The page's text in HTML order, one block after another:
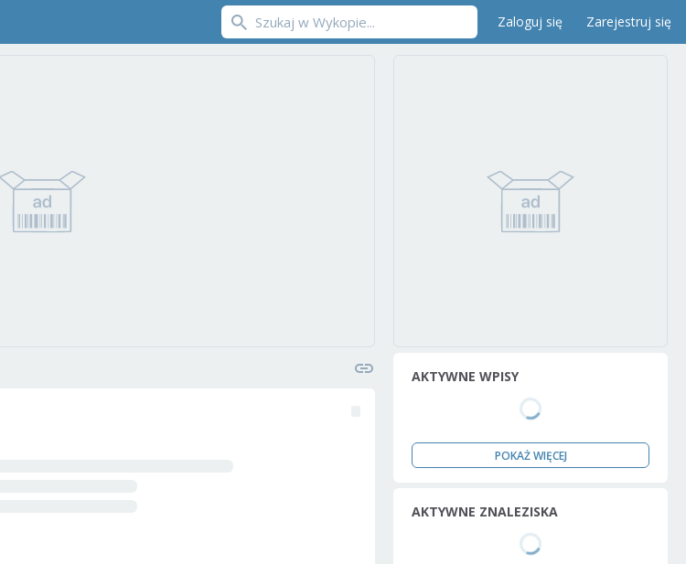
Zaloguj się Zarejestruj się
AKTYWNE WPISY
POKAŻ WIĘCEJ
AKTYWNE ZNALEZISKA